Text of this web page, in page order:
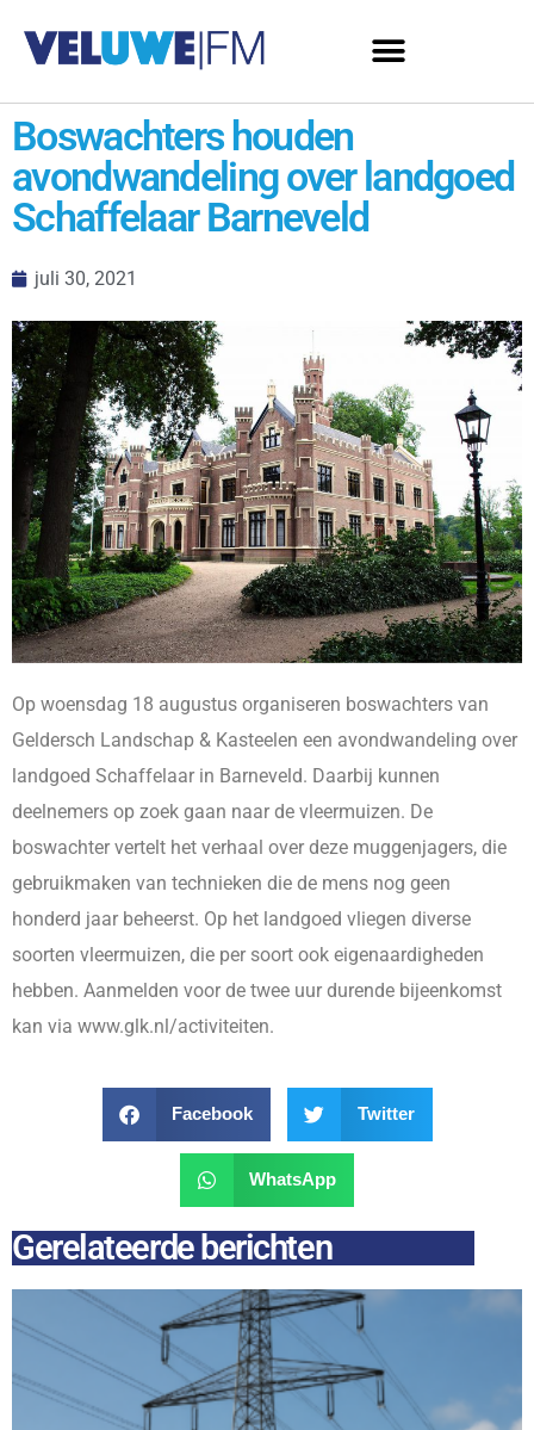
Boswachters houden
avondwandeling over landgoed
Schaffelaar Barneveld
juli 30, 2021
Op woensdag 18 augustus organiseren boswachters van
Geldersch Landschap & Kasteelen een avondwandeling over
landgoed Schaffelaar in Barneveld. Daarbij kunnen
deelnemers op zoek gaan naar de vleermuizen. De
boswachter vertelt het verhaal over deze muggenjagers, die
gebruikmaken van technieken die de mens nog geen
honderd jaar beheerst. Op het landgoed vliegen diverse
soorten vleermuizen, die per soort ook eigenaardigheden
hebben. Aanmelden voor de twee uur durende bijeenkomst
kan via www.glk.nl/activiteiten.
Facebook Twitter
WhatsApp
Gerelateerde berichten